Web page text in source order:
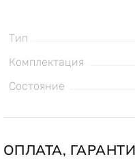
Тип
Комплектация
Состояние
ОПЛАТА,